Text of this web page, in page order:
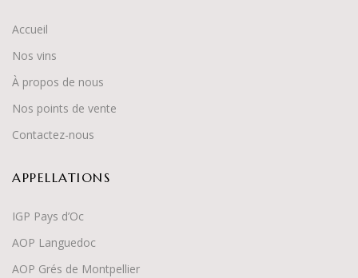
Accueil
Nos vins
À propos de nous
Nos points de vente
Contactez-nous
APPELLATIONS
IGP Pays d’Oc
AOP Languedoc
AOP Grés de Montpellier